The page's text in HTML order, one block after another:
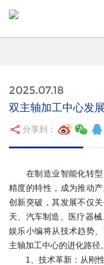
2025.07.18
双主轴加工中心发
分享到：
在制造业智能化转型
精度的特性，成为推动
创新突破，其发展不仅
天、汽车制造、医疗器
娱乐小编将从技术趋势
主轴加工中心的进化路径。
1、技术革新：从刚性